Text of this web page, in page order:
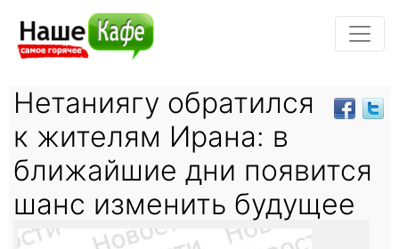
Нетаниягу обратился
к жителям Ирана: в
ближайшие дни появится
шанс изменить будущее